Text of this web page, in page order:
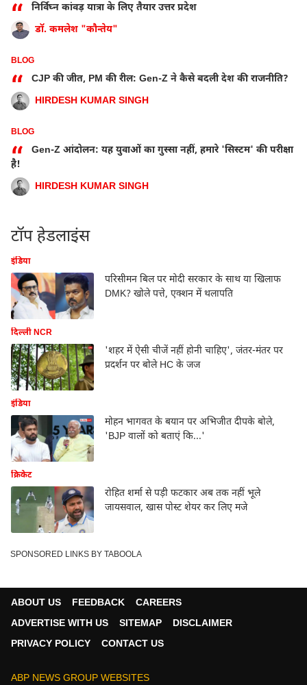
“
निर्विघ्न कांवड़ यात्रा के लिए तैयार उत्तर प्रदेश
डॉ. कमलेश "कौन्तेय"
BLOG
“
CJP की जीत, PM की रील: Gen-Z ने कैसे बदली देश की राजनीति?
HIRDESH KUMAR SINGH
BLOG
“
Gen-Z आंदोलन: यह युवाओं का गुस्सा नहीं, हमारे 'सिस्टम' की परीक्षा
है!
HIRDESH KUMAR SINGH
टॉप हेडलाइंस
इंडिया
परिसीमन बिल पर मोदी सरकार के साथ या खिलाफ
DMK? खोले पत्ते, एक्शन में थलापति
दिल्ली NCR
'शहर में ऐसी चीजें नहीं होनी चाहिए', जंतर-मंतर पर
प्रदर्शन पर बोले HC के जज
इंडिया
मोहन भागवत के बयान पर अभिजीत दीपके बोले,
'BJP वालों को बताएं कि...'
क्रिकेट
रोहित शर्मा से पड़ी फटकार अब तक नहीं भूले
जायसवाल, खास पोस्ट शेयर कर लिए मजे
SPONSORED LINKS BY TABOOLA
ABOUT US FEEDBACK
CAREERS
ADVERTISE WITH US
SITEMAP
DISCLAIMER
PRIVACY POLICY
CONTACT US
ABP NEWS GROUP WEBSITES